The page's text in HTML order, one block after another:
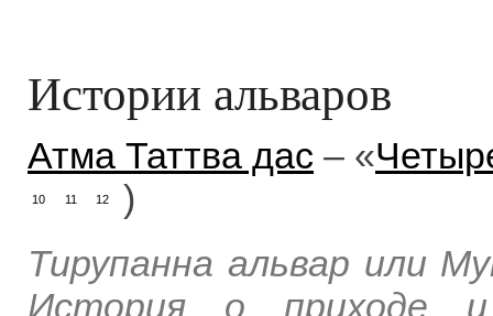
Истории альваров
Атма Таттва дас – «
10 11 12
)
Тирупанна альвар или
История о приходе и